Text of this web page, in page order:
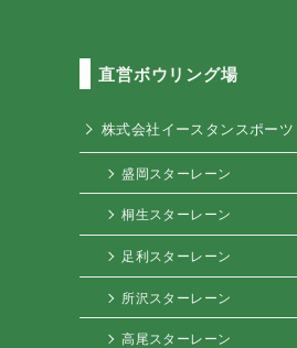
直営ボウリング場
株式会社イースタンスポーツ
盛岡スターレーン
桐生スターレーン
足利スターレーン
所沢スターレーン
高尾スターレーン